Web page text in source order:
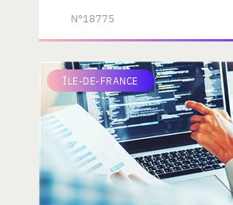
N°18775
ÎLE-DE-FRANCE